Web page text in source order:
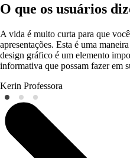
O que os usuários
A vida é muito curta para que
apresentações. Esta é uma
design gráfico é um elemento
informativa que possam fazer em
Kerin Professora